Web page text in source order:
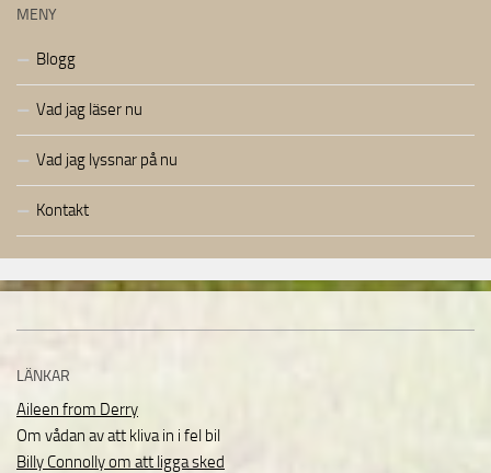
MENY
Blogg
Vad jag läser nu
Vad jag lyssnar på nu
Kontakt
LÄNKAR
Aileen from Derry
Om vådan av att kliva in i fel bil
Billy Connolly om att ligga sked